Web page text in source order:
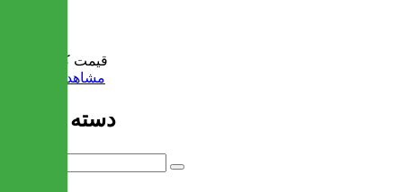
قیمت کل:
مشاهده سبد خرید
دسته بندی ها